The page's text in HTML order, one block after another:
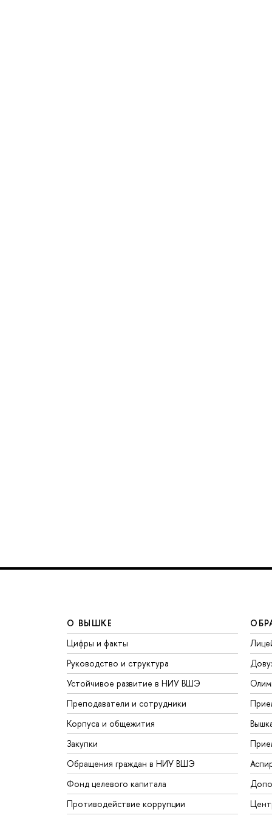
О ВЫШКЕ
Цифры и факты
Руководство и структура
Устойчивое развитие в НИУ ВШЭ
Преподаватели и сотрудники
Корпуса и общежития
Закупки
Обращения граждан в НИУ ВШЭ
Фонд целевого капитала
Противодействие коррупции